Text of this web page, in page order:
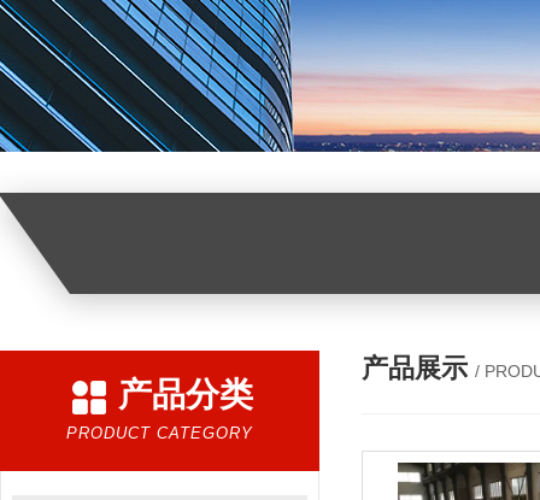
产品分类
PRODUCT CATEGORY
产品展示 /